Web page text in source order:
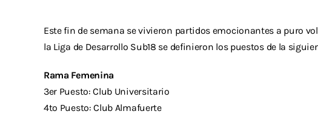
Este fin de semana se vivieron partidos emocionantes a puro
la Liga de Desarrollo Sub18 se definieron los puestos de la
Rama Femenina
3er Puesto: Club Universitario
4to Puesto: Club Almafuerte